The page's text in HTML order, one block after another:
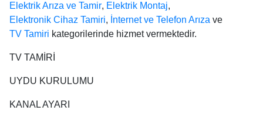
Elektrik Arıza ve Tamir, Elektrik Montaj,
Elektronik Cihaz Tamiri, İnternet ve Telefon Arıza ve
TV Tamiri kategorilerinde hizmet vermektedir.
TV TAMİRİ
UYDU KURULUMU
KANAL AYARI